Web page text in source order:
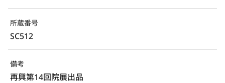
所蔵番号
SC512
備考
再興第14回院展出品